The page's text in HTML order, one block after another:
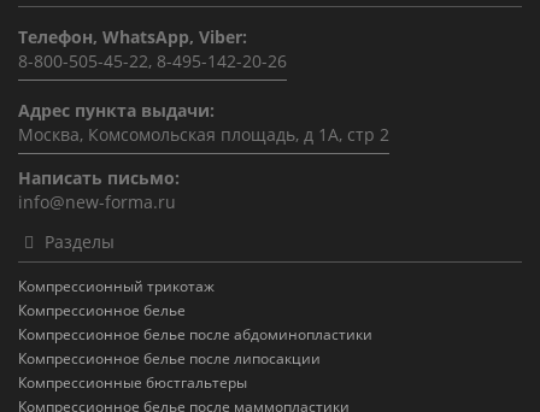
Телефон, WhatsApp, Viber:
8-800-505-45-22, 8-495-142-20-26
Адрес пункта выдачи:
Москва, Комсомольская площадь, д 1А, стр 2
Написать письмо:
info@new-forma.ru
Разделы
Компрессионный трикотаж
Компрессионное белье
Компрессионное белье после абдоминопластики
Компрессионное белье после липосакции
Компрессионные бюстгальтеры
Компрессионное белье после маммопластики